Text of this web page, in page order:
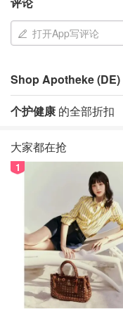
打开App写评论
Shop Apotheke (DE)
个护健康 的全部折扣
大家都在抢
1